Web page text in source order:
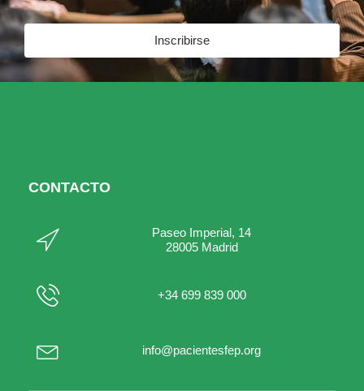
Inscribirse
CONTACTO
Paseo Imperial, 14
28005 Madrid
+34 699 839 000
info@pacientesfep.org